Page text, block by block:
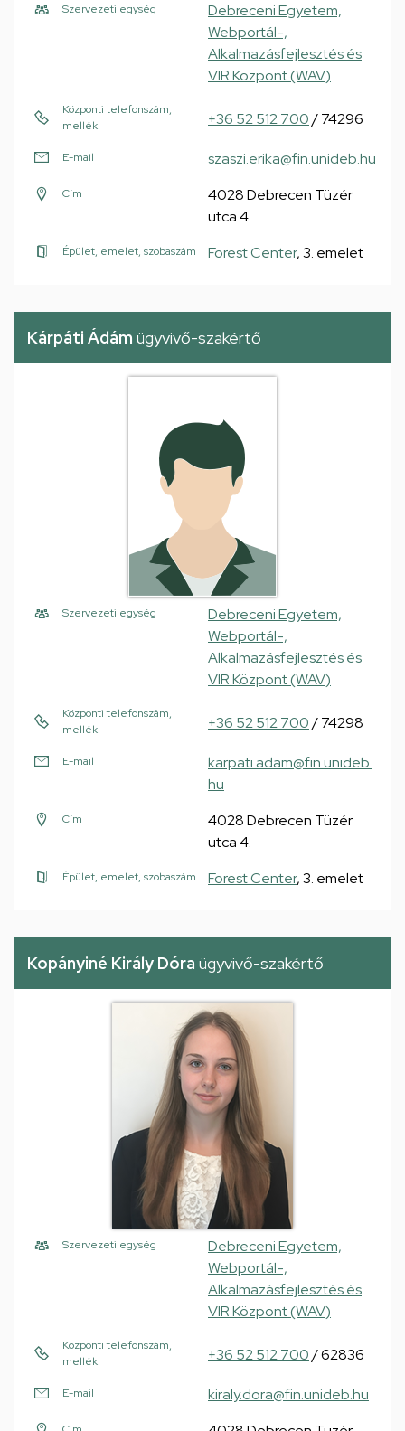
Szervezeti egység
Debreceni Egyetem,
Webportál-,
Alkalmazásfejlesztés és
VIR Központ (WAV)
Központi telefonszám,
mellék
+36 52 512 700/ 74296
E-mail szaszi.erika@fin.unideb.hu
Cím
4028 Debrecen Tüzér
utca 4.
Épület, emelet, szobaszám Forest Center, 3. emelet
Kárpáti Ádám ügyvivő-szakértő
Szervezeti egység
Debreceni Egyetem,
Webportál-,
Alkalmazásfejlesztés és
VIR Központ (WAV)
Központi telefonszám,
mellék
+36 52 512 700/ 74298
E-mail
karpati.adam@fin.unideb.
hu
Cím
4028 Debrecen Tüzér
utca 4.
Épület, emelet, szobaszám Forest Center, 3. emelet
Kopányiné Király Dóra ügyvivő-szakértő
Szervezeti egység
Debreceni Egyetem,
Webportál-,
Alkalmazásfejlesztés és
VIR Központ (WAV)
Központi telefonszám,
mellék
+36 52 512 700/ 62836
E-mail kiraly.dora@fin.unideb.hu